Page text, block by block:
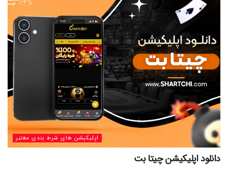
اپلیکیشن های شرط بندی معتبر
دانلود اپلیکیشن چیتا بت